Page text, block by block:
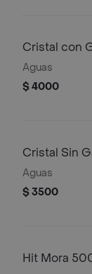
Cristal con
Aguas
$ 4000
Cristal Sin
Aguas
$ 3500
Hit Mora